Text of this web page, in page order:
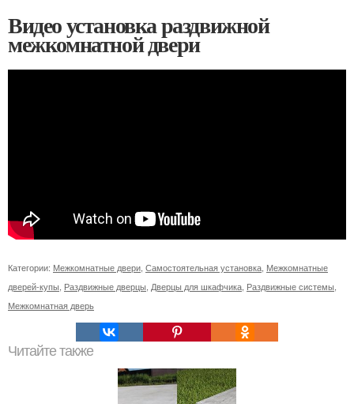
Видео установка раздвижной
межкомнатной двери
Категории: Межкомнатные двери Самостоятельная установка Межкомнатные
дверей-купы Раздвижные дверцы Дверцы для шкафчика Раздвижные системы
Межкомнатная дверь
Читайте также